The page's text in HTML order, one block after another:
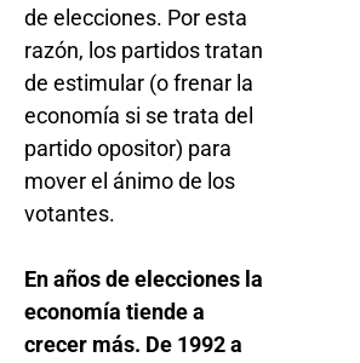
de elecciones. Por esta
razón, los partidos tratan
de estimular (o frenar la
economía si se trata del
partido opositor) para
mover el ánimo de los
votantes.
En años de elecciones la
economía tiende a
crecer más. De 1992 a